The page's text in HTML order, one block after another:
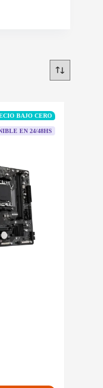
BAJO CERO
EN 24/48HS